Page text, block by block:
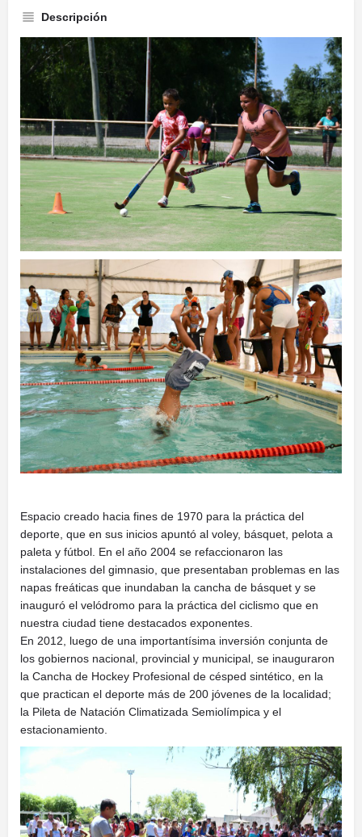
Descripción
Espacio creado hacia fines de 1970 para la práctica del
deporte, que en sus inicios apuntó al voley, básquet, pelota a
paleta y fútbol. En el año 2004 se refaccionaron las
instalaciones del gimnasio, que presentaban problemas en las
napas freáticas que inundaban la cancha de básquet y se
inauguró el velódromo para la práctica del ciclismo que en
nuestra ciudad tiene destacados exponentes.
En 2012, luego de una importantísima inversión conjunta de
los gobiernos nacional, provincial y municipal, se inauguraron
la Cancha de Hockey Profesional de césped sintético, en la
que practican el deporte más de 200 jóvenes de la localidad;
la Pileta de Natación Climatizada Semiolímpica y el
estacionamiento.